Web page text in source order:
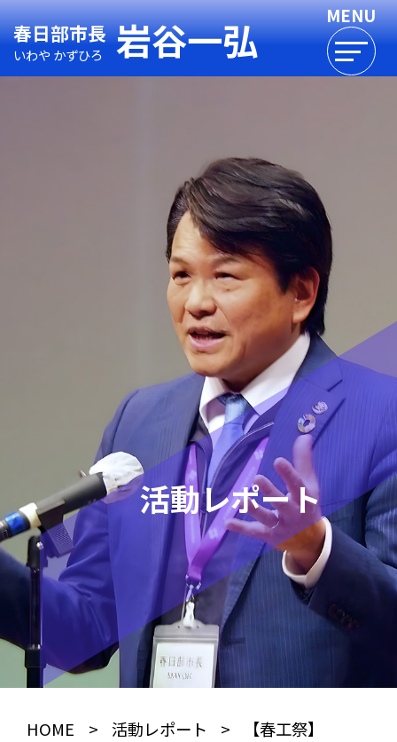
春日部市長
いわや かずひろ 岩谷一弘
活動レポート
HOME > 活動レポート > 【春工祭】